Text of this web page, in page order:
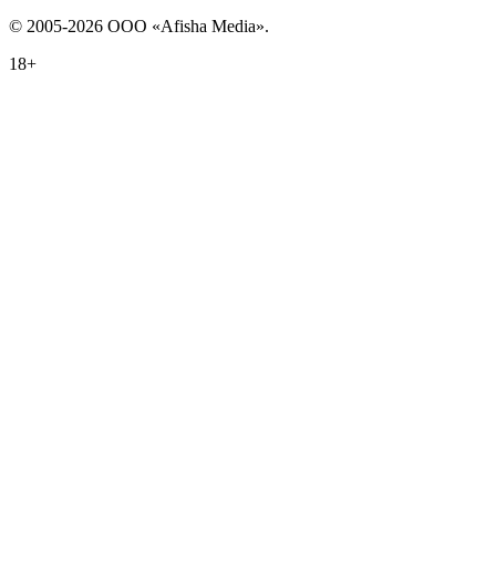
© 2005-2026 ООО «Afisha Media».
18+